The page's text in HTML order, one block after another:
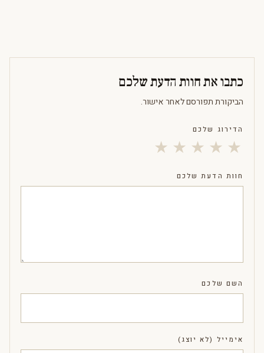
כתבו את חוות הדעת שלכם
הביקורת תפורסם לאחר אישור.
הדירוג שלכם
★ ★ ★ ★ ★
חוות הדעת שלכם
השם שלכם
אימייל (לא יוצג)